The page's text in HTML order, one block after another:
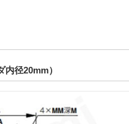
径20mm）